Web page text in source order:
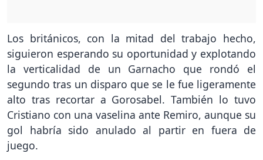
Los británicos, con la mitad del trabajo hecho,
siguieron esperando su oportunidad y explotando
la verticalidad de un Garnacho que rondó el
segundo tras un disparo que se le fue ligeramente
alto tras recortar a Gorosabel. También lo tuvo
Cristiano con una vaselina ante Remiro, aunque su
gol habría sido anulado al partir en fuera de
juego.